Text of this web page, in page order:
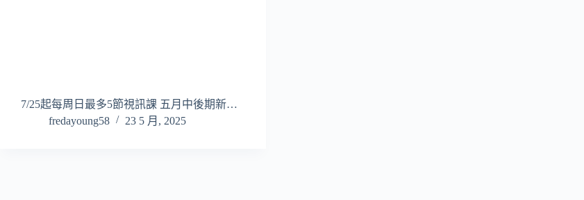
7/25起每周日最多5節視訊課 五月中後期新…
fredayoung58
23 5 月, 2025